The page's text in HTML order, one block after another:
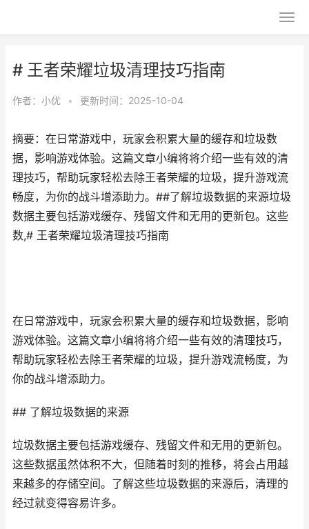
# 王者荣耀垃圾清理技巧指南
作者： 小优 • 更新时间：2025-10-04
摘要：在日常游戏中，玩家会积累大量的缓存和垃圾数
据，影响游戏体验。这篇文章小编将将介绍一些有效的清
理技巧，帮助玩家轻松去除王者荣耀的垃圾，提升游戏流
畅度，为你的战斗增添助力。##了解垃圾数据的来源垃圾
数据主要包括游戏缓存、残留文件和无用的更新包。这些
数,# 王者荣耀垃圾清理技巧指南
在日常游戏中，玩家会积累大量的缓存和垃圾数据，影响
游戏体验。这篇文章小编将将介绍一些有效的清理技巧，
帮助玩家轻松去除王者荣耀的垃圾，提升游戏流畅度，为
你的战斗增添助力。
## 了解垃圾数据的来源
垃圾数据主要包括游戏缓存、残留文件和无用的更新包。
这些数据虽然体积不大，但随着时刻的推移，将会占用越
来越多的存储空间。了解这些垃圾数据的来源后，清理的
经过就变得容易许多。